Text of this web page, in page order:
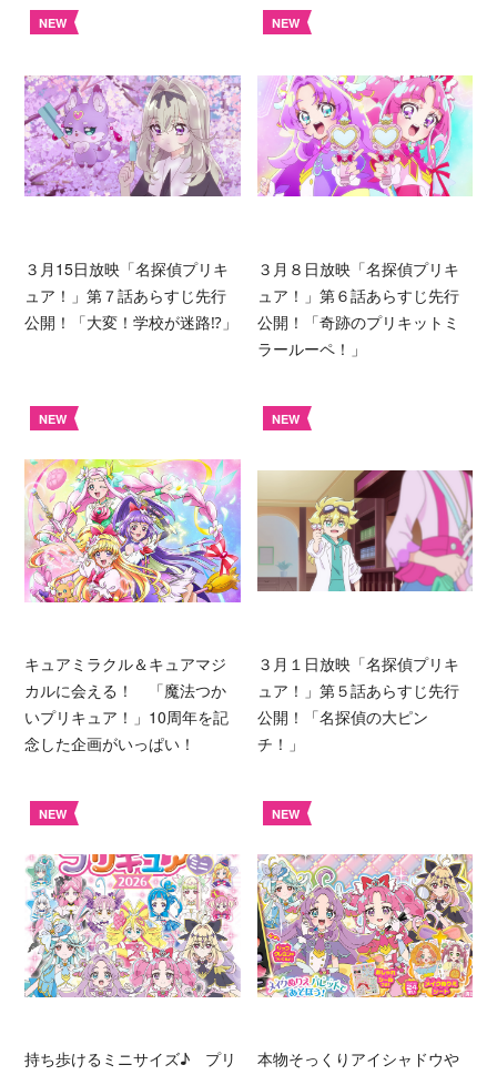
NEW
３月15日放映「名探偵プリキ
ュア！」第７話あらすじ先行
公開！「大変！学校が迷路⁉︎」
NEW
３月８日放映「名探偵プリキ
ュア！」第６話あらすじ先行
公開！「奇跡のプリキットミ
ラールーペ！」
NEW
キュアミラクル＆キュアマジ
カルに会える！ 「魔法つか
いプリキュア！」10周年を記
念した企画がいっぱい！
NEW
３月１日放映「名探偵プリキ
ュア！」第５話あらすじ先行
公開！「名探偵の大ピン
チ！」
NEW
持ち歩けるミニサイズ♪ プリ
NEW
本物そっくりアイシャドウや